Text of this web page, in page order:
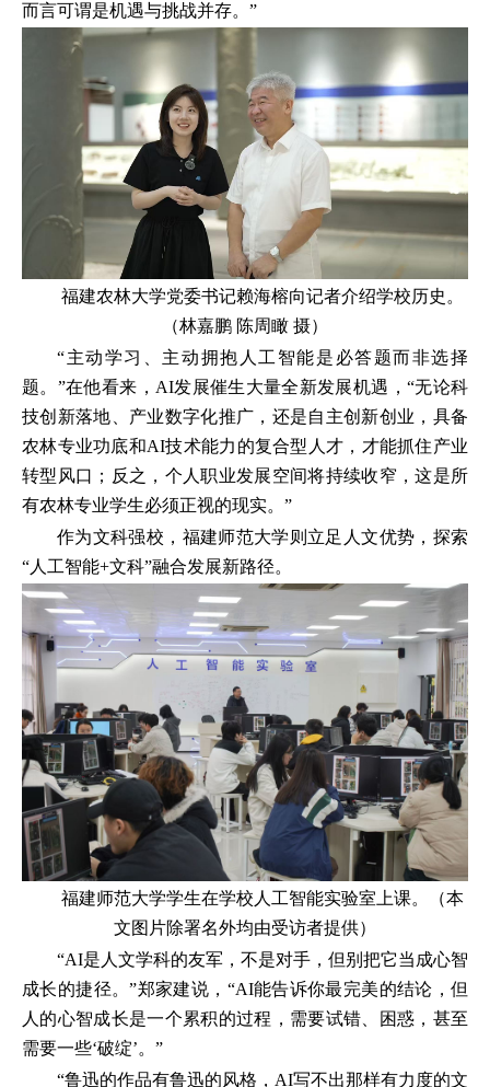
而言可谓是机遇与挑战并存。”
福建农林大学党委书记赖海榕向记者介绍学校历史。
（林嘉鹏 陈周瞰 摄）
“主动学习、主动拥抱人工智能是必答题而非选择
题。”在他看来，AI发展催生大量全新发展机遇，“无论科
技创新落地、产业数字化推广，还是自主创新创业，具备
农林专业功底和AI技术能力的复合型人才，才能抓住产业
转型风口；反之，个人职业发展空间将持续收窄，这是所
有农林专业学生必须正视的现实。”
作为文科强校，福建师范大学则立足人文优势，探索
“人工智能+文科”融合发展新路径。
福建师范大学学生在学校人工智能实验室上课。（本
文图片除署名外均由受访者提供）
“AI是人文学科的友军，不是对手，但别把它当成心智
成长的捷径。”郑家建说，“AI能告诉你最完美的结论，但
人的心智成长是一个累积的过程，需要试错、困惑，甚至
需要一些‘破绽’。”
“鲁迅的作品有鲁迅的风格，AI写不出那样有力度的文